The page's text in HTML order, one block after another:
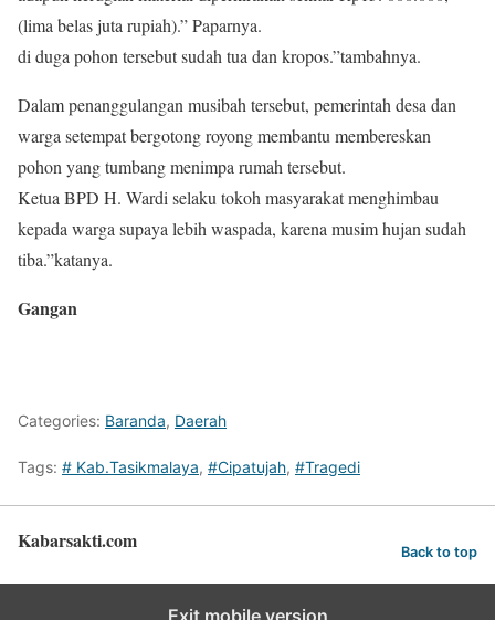
(lima belas juta rupiah).” Paparnya.
di duga pohon tersebut sudah tua dan kropos.”tambahnya.
Dalam penanggulangan musibah tersebut, pemerintah desa dan
warga setempat bergotong royong membantu membereskan
pohon yang tumbang menimpa rumah tersebut.
Ketua BPD H. Wardi selaku tokoh masyarakat menghimbau
kepada warga supaya lebih waspada, karena musim hujan sudah
tiba.”katanya.
Gangan
Categories: Baranda, Daerah
Tags: # Kab.Tasikmalaya, #Cipatujah, #Tragedi
Kabarsakti.com Back to top
Exit mobile version